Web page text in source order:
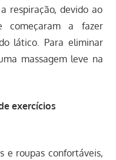
respiração, devido ao
começaram a fazer
lático. Para eliminar
massagem leve na
exercícios
e roupas confortáveis,